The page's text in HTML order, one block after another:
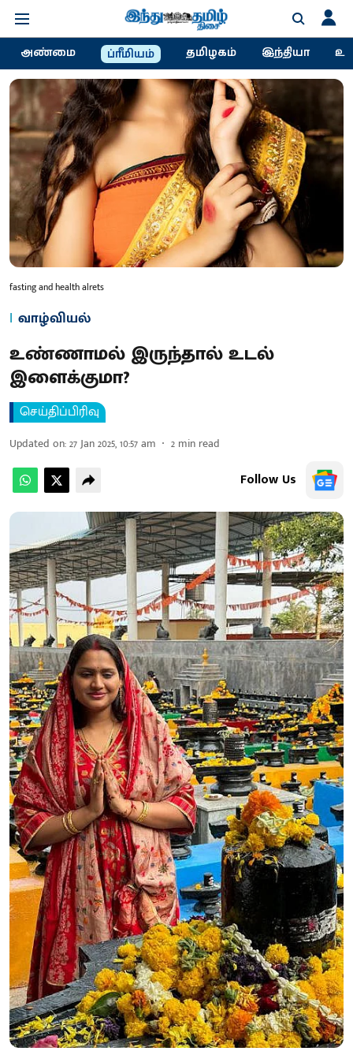
அண்மை ப்ரீமியம் தமிழகம் இந்தியா
fasting and health alrets
வாழ்வியல்
உண்ணாமல் இருந்தால் உடல்
இளைக்குமா?
செய்திப்பிரிவு
Updated on:27 Jan 2025, 10:57 am 2 min read
Follow Us